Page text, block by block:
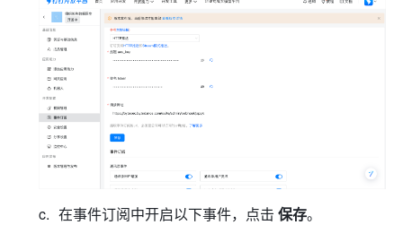
在事件订阅中开启以下事件，点击 保存。